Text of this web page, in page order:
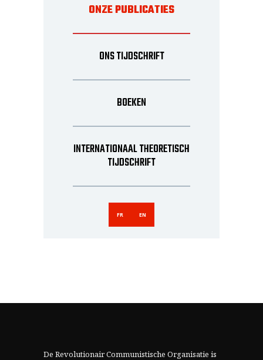
ONZE PUBLICATIES
ONS TIJDSCHRIFT
BOEKEN
INTERNATIONAAL THEORETISCH
TIJDSCHRIFT
FR EN
De Revolutionair Communistische Organisatie is